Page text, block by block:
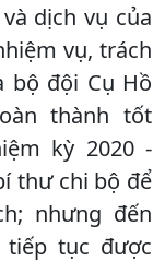
dịch vụ của
vụ, trách
bộ đội Cụ Hồ
thành tốt
kỳ 2020 -
thư chi bộ để
nhưng đến
tiếp tục được